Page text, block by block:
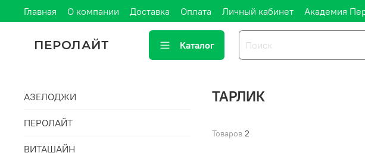
Главная О компании Доставка Оплата Личный кабинет Академия
ПЕРОЛАЙТ Каталог
ТАРЛИК
Товаров 2
АЗЕЛОДЖИ
ПЕРОЛАЙТ
ВИТАШАЙН